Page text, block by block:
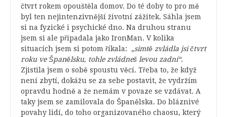
čtvrt rokem opouštěla domov. Do té doby to pro mě
byl ten nejintenzivnější životní zážitek. Sáhla jsem
si na fyzické i psychické dno. Na druhou stranu
jsem si ale připadala jako IronMan. V kolika
situacích jsem si potom říkala: „simtě zvládla jsi čtvrt
roku ve Španělsku, tohle zvládneš levou zadní“.
Zjistila jsem o sobě spoustu věcí. Třeba to, že když
není zbytí, dokážu se za sebe postavit, že vydržím
opravdu hodně a že nemám v povaze se vzdávat. A
taky jsem se zamilovala do Španělska. Do bláznivé
povahy lidí, do toho organizovaného chaosu, který